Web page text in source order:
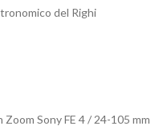
del Righi
Zoom Sony FE 4 / 24-105 mm